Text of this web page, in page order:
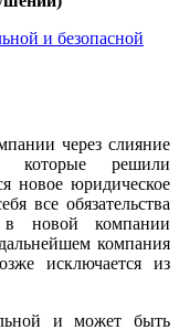
и безопасной
через слияние
которые решили
новое юридическое
все обязательства
новой компании
компания
исключается из
и может быть